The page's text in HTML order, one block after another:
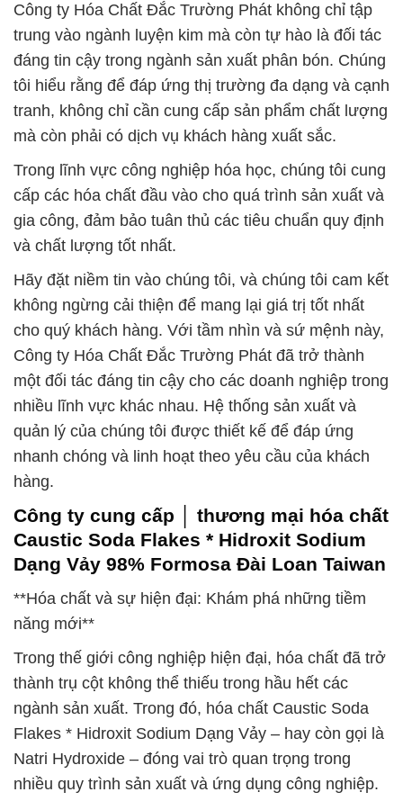
Công ty Hóa Chất Đắc Trường Phát không chỉ tập
trung vào ngành luyện kim mà còn tự hào là đối tác
đáng tin cậy trong ngành sản xuất phân bón. Chúng
tôi hiểu rằng để đáp ứng thị trường đa dạng và cạnh
tranh, không chỉ cần cung cấp sản phẩm chất lượng
mà còn phải có dịch vụ khách hàng xuất sắc.
Trong lĩnh vực công nghiệp hóa học, chúng tôi cung
cấp các hóa chất đầu vào cho quá trình sản xuất và
gia công, đảm bảo tuân thủ các tiêu chuẩn quy định
và chất lượng tốt nhất.
Hãy đặt niềm tin vào chúng tôi, và chúng tôi cam kết
không ngừng cải thiện để mang lại giá trị tốt nhất
cho quý khách hàng. Với tầm nhìn và sứ mệnh này,
Công ty Hóa Chất Đắc Trường Phát đã trở thành
một đối tác đáng tin cậy cho các doanh nghiệp trong
nhiều lĩnh vực khác nhau. Hệ thống sản xuất và
quản lý của chúng tôi được thiết kế để đáp ứng
nhanh chóng và linh hoạt theo yêu cầu của khách
hàng.
Công ty cung cấp │ thương mại hóa chất
Caustic Soda Flakes * Hidroxit Sodium
Dạng Vảy 98% Formosa Đài Loan Taiwan
**Hóa chất và sự hiện đại: Khám phá những tiềm
năng mới**
Trong thế giới công nghiệp hiện đại, hóa chất đã trở
thành trụ cột không thể thiếu trong hầu hết các
ngành sản xuất. Trong đó, hóa chất Caustic Soda
Flakes * Hidroxit Sodium Dạng Vảy – hay còn gọi là
Natri Hydroxide – đóng vai trò quan trọng trong
nhiều quy trình sản xuất và ứng dụng công nghiệp.